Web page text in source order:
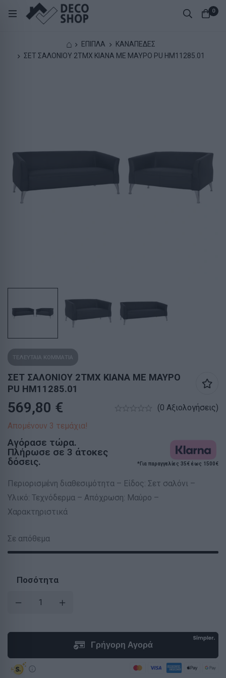
0
⌂ ΕΠΙΠΛΑ
ΚΑΝΑΠΕΔΕΣ
ΣΕΤ ΣΑΛΟΝΙΟΥ 2ΤΜΧ KIANA ΜΕ ΜΑΥΡΟ PU HM11285.01
ΤΕΛΕΥΤΑΙΑ ΚΟΜΜΑΤΙΑ
ΣΕΤ ΣΑΛΟΝΙΟΥ 2ΤΜΧ KIANA ΜΕ ΜΑΥΡΟ
PU HM11285.01
569,80 €
(0 Αξιολογήσεις)
Απομένουν 3 τεμάχια!
Αγόρασε τώρα.
Πλήρωσε σε 3 άτοκες
δόσεις.
*Για παραγγελίες 35€ έως 1500€
Περιορισμένη διαθεσιμότητα – Είδος: Σετ σαλόνι –
Υλικό: Τεχνόδερμα – Απόχρωση: Μαύρο –
Χαρακτηριστικά
Σε απόθεμα
Ποσότητα